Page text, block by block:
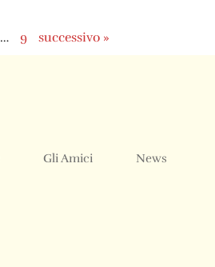
… 9 successivo »
Gli Amici News